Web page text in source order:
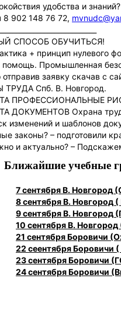
удобства и
8 902 148 76 72,
СПОСОБ ОБУЧИТЬСЯ!
+ принцип нулевого
Промышленная
заявку скачав с
Спб. В. Новгород.
ПРОФЕССИОНАЛЬНЫЕ
ДОКУМЕНТОВ Охрана
изменений и шаблонов
законы? – подготовили
и актуально? –
Ближайшие учебные
7 сентября В.
8 сентября В. Новгород
9 сентября В. Новгород
10 сентября В. Новгород
21 сентября Боровичи
22 сеентября Боровичи
23 сентября Боровичи
24 сентября Боровичи